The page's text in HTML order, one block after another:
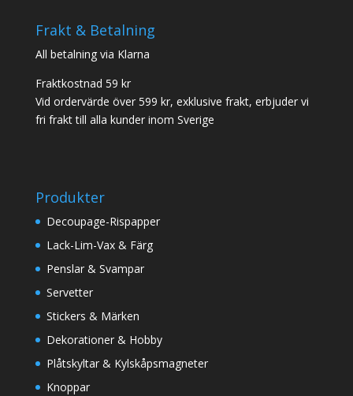
Frakt & Betalning
All betalning via Klarna
Fraktkostnad 59 kr
Vid ordervärde över 599 kr, exklusive frakt, erbjuder vi
fri frakt till alla kunder inom Sverige
Produkter
Decoupage-Rispapper
Lack-Lim-Vax & Färg
Penslar & Svampar
Servetter
Stickers & Märken
Dekorationer & Hobby
Plåtskyltar & Kylskåpsmagneter
Knoppar